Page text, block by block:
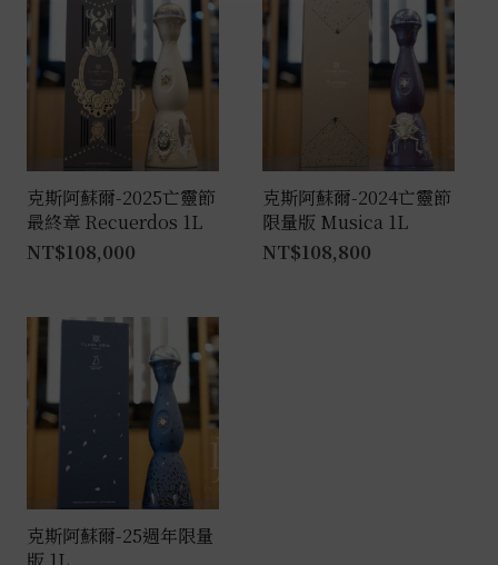
克斯阿蘇爾-2025亡靈節
最終章 Recuerdos 1L
NT$108,000
克斯阿蘇爾-2024亡靈節
限量版 Musica 1L
NT$108,800
克斯阿蘇爾-25週年限量
版 1L